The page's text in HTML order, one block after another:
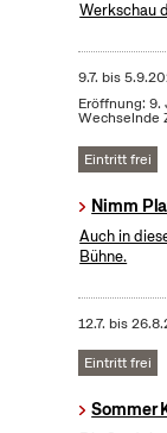
Werkschau
9.7. bis
Eröffnung: 9.
Wechselnde
Eintritt frei
Nimm
Auch in
Bühne.
12.7. bis
Eintritt frei
Sommer